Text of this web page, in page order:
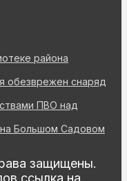
района
обезврежен снаряд
ПВО над
Большом Садовом
защищены.